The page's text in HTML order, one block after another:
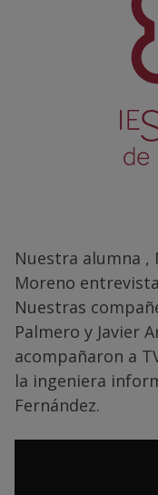
Nuestra alumna ,
Moreno
Nuestras
Palmero y Javier
acompañaron a
la ingeniera
Fernández.